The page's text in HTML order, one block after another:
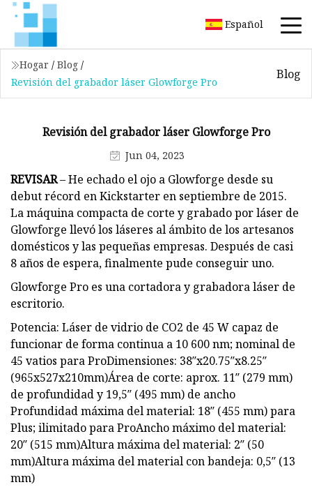
Español
Hogar / Blog /
Revisión del grabador láser Glowforge Pro
Blog
Revisión del grabador láser Glowforge Pro
Jun 04, 2023
REVISAR– He echado el ojo a Glowforge desde su
debut récord en Kickstarter en septiembre de 2015.
La máquina compacta de corte y grabado por láser de
Glowforge llevó los láseres al ámbito de los artesanos
domésticos y las pequeñas empresas. Después de casi
8 años de espera, finalmente pude conseguir uno.
Glowforge Pro es una cortadora y grabadora láser de
escritorio.
Potencia: Láser de vidrio de CO2 de 45 W capaz de
funcionar de forma continua a 10 600 nm; nominal de
45 vatios para ProDimensiones: 38″x20.75″x8.25″
(965x527x210mm)Área de corte: aprox. 11″ (279 mm)
de profundidad y 19,5″ (495 mm) de ancho
Profundidad máxima del material: 18″ (455 mm) para
Plus; ilimitado para ProAncho máximo del material:
20″ (515 mm)Altura máxima del material: 2″ (50
mm)Altura máxima del material con bandeja: 0,5″ (13
mm)